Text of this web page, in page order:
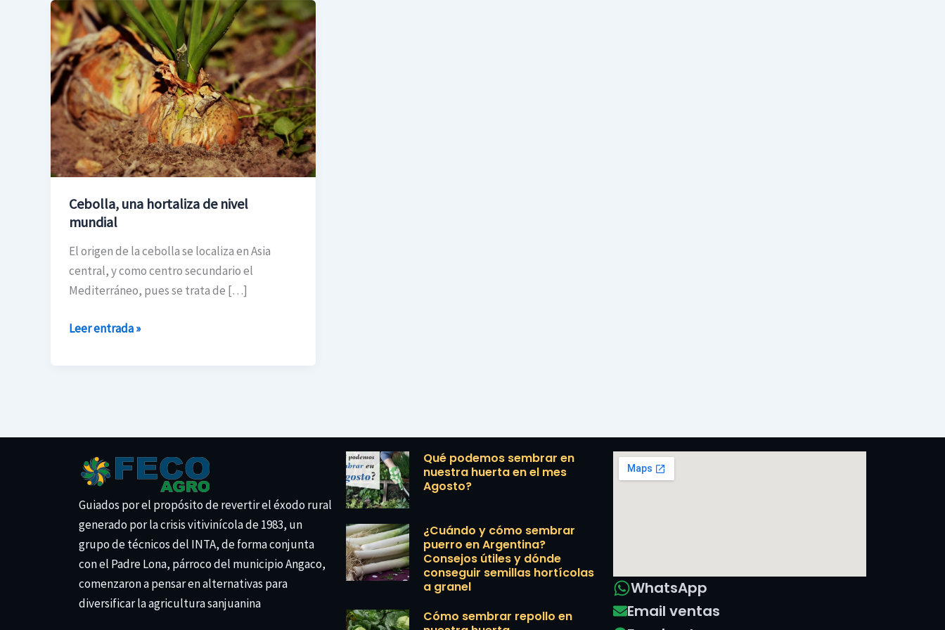
Cebolla, una hortaliza de nivel
mundial
El origen de la cebolla se localiza en Asia
central, y como centro secundario el
Mediterráneo, pues se trata de […]
Cebolla,
una
hortaliza
de
nivel
mundial
Leer entrada »
Guiados por el propósito de revertir el éxodo rural
generado por la crisis vitivinícola de 1983, un
grupo de técnicos del INTA, de forma conjunta
con el Padre Lona, párroco del municipio Angaco,
comenzaron a pensar en alternativas para
diversificar la agricultura sanjuanina
Qué podemos sembrar en
nuestra huerta en el mes
Agosto?
¿Cuándo y cómo sembrar
puerro en Argentina?
Consejos útiles y dónde
conseguir semillas hortícolas
a granel
Cómo sembrar repollo en
WhatsApp
Email ventas